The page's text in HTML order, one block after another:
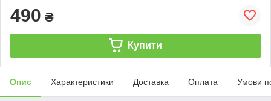
490 ₴
Купити
Опис Характеристики Доставка Оплата Умови